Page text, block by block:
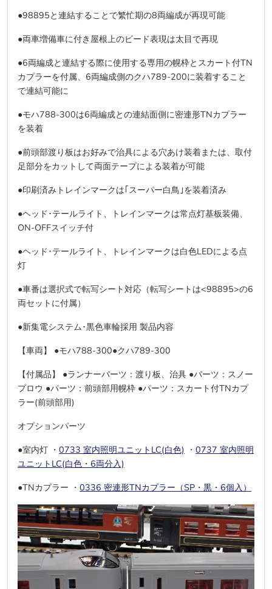
●98895と連結することで繁忙期の8両編成が再現可能
●両車増備車に付き屋根上のビード表現は太目で再現
●6両編成と連結する際に使用する専用の幌枠とスカート付TN
カプラーを付属、6両編成側のクハ789-200に装着すること
で連結可能に
●モハ788-300は6両編成との連結面側に密連形TNカプラー
を装着
●前頭部渡り板はお好みで治具による穴あけ装着または、取付
足部分をカットして両面テープによる装着が可能
●印刷済みトレインマークは｢スーパー白鳥｣を装着済み
●ヘッド･テールライト、トレインマークは常点灯基板装備、
ON-OFFスイッチ付
●ヘッド･テールライト、トレインマークは白色LEDによる点
灯
●車番は選択式で転写シート対応（転写シートは<98895>の6
両セットに付属）
●新集電システム･黒色車輪採用 製品内容
【車両】 ●モハ788-300●クハ789-300
【付属品】 ●ランナーパーツ：渡り板、治具 ●パーツ：スノー
プロウ ●パーツ：前頭部用幌枠 ●パーツ：スカート付TNカプ
ラー(前頭部用)
オプションパーツ
●室内灯 ・ 0733 室内照明ユニットLC(白色) ・ 0737 室内照明
ユニットLC(白色・6両分入)
●TNカプラー ・ 0336 密連形TNカプラー（SP・黒・6個入）